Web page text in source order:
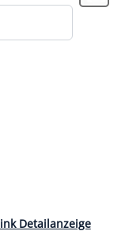
der Sie
Detailanzeige